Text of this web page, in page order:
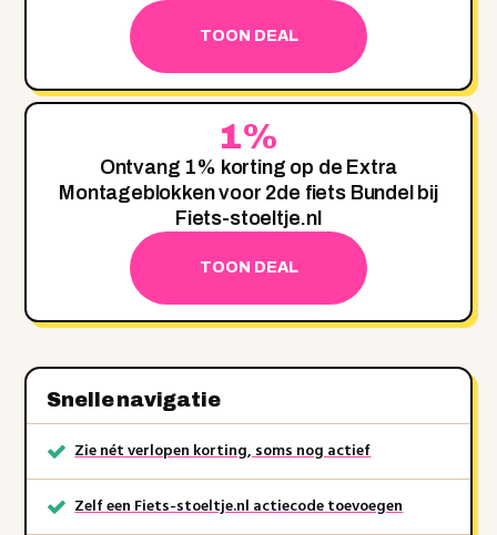
TOON DEAL
1%
Ontvang 1% korting op de Extra
Montageblokken voor 2de fiets Bundel bij
Fiets-stoeltje.nl
TOON DEAL
Snelle navigatie
Zie nét verlopen korting, soms nog actief
Zelf een Fiets-stoeltje.nl actiecode toevoegen